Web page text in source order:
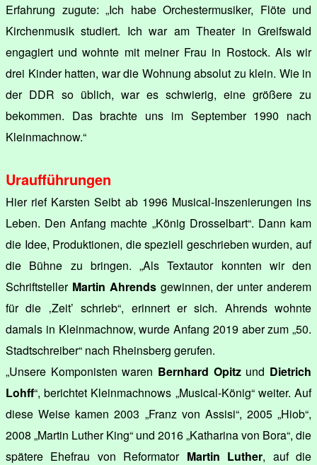
Erfahrung zugute: „Ich habe Orchestermusiker, Flöte und
Kirchenmusik studiert. Ich war am Theater in Greifswald
engagiert und wohnte mit meiner Frau in Rostock. Als wir
drei Kinder hatten, war die Wohnung absolut zu klein. Wie in
der DDR so üblich, war es schwierig, eine größere zu
bekommen. Das brachte uns im September 1990 nach
Kleinmachnow.“
Uraufführungen
Hier rief Karsten Seibt ab 1996 Musical-Inszenierungen ins
Leben. Den Anfang machte „König Drosselbart“. Dann kam
die Idee, Produktionen, die speziell geschrieben wurden, auf
die Bühne zu bringen. „Als Textautor konnten wir den
Schriftsteller Martin Ahrendsgewinnen, der unter anderem
für die ‚Zeit’ schrieb“, erinnert er sich. Ahrends wohnte
damals in Kleinmachnow, wurde Anfang 2019 aber zum „50.
Stadtschreiber“ nach Rheinsberg gerufen.
„Unsere Komponisten waren Bernhard Opitzund Dietrich
Lohff“, berichtet Kleinmachnows „Musical-König“ weiter. Auf
diese Weise kamen 2003 „Franz von Assisi“, 2005 „Hiob“,
2008 „Martin Luther King“ und 2016 „Katharina von Bora“, die
spätere Ehefrau von Reformator Martin Luther, auf die